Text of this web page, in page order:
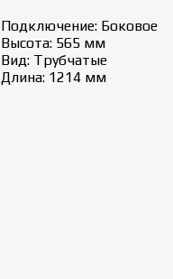
Подключение: Боковое
Высота: 565 мм
Вид: Трубчатые
Длина: 1214 мм